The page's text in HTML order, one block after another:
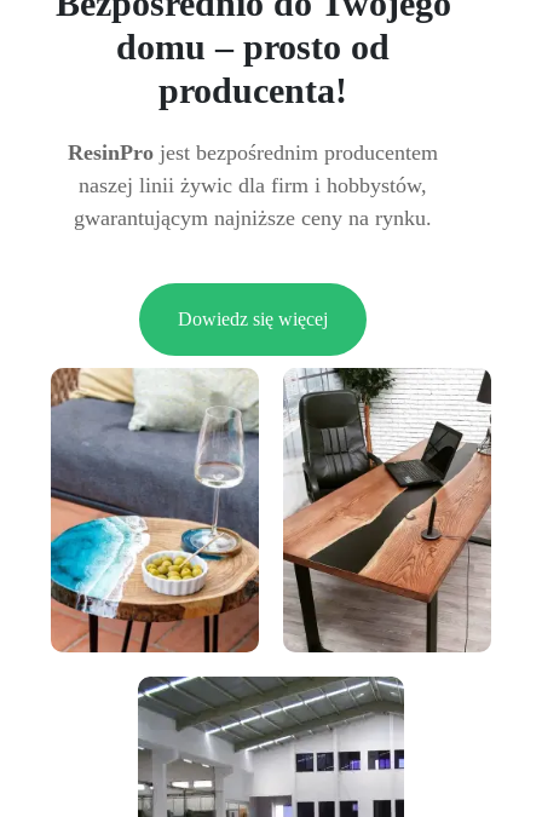
domu – prosto od
producenta!
ResinPro jest bezpośrednim producentem
naszej linii żywic dla firm i hobbystów,
gwarantującym najniższe ceny na rynku.
Dowiedz się więcej